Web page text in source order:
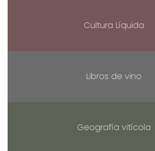
Cultura Líquida
Libros de vino
Geografía vitícola